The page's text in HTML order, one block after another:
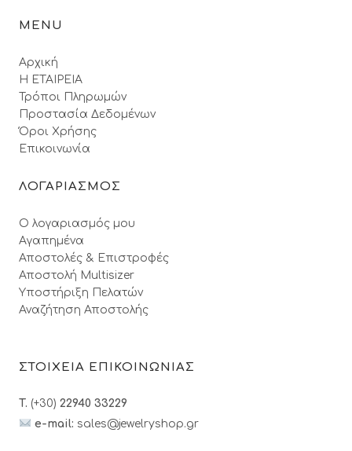
MENU
Αρχική
Η ΕΤΑΙΡΕΙΑ
Τρόποι Πληρωμών
Προστασία Δεδομένων
Όροι Xρήσης
Επικοινωνία
ΛΟΓΑΡΙΑΣΜΟΣ
Ο λογαριασμός μου
Αγαπημένα
Αποστολές & Επιστροφές
Αποστολή Multisizer
Υποστήριξη Πελατών
Αναζήτηση Αποστολής
ΣΤΟΙΧΕΙΑ ΕΠΙΚΟΙΝΩΝΙΑΣ
T. (+30) 22940 33229
e-mail: sales@jewelryshop.gr